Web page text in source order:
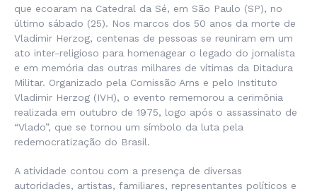
que ecoaram na Catedral da Sé, em São Paulo (SP), no
último sábado (25). Nos marcos dos 50 anos da morte de
Vladimir Herzog, centenas de pessoas se reuniram em um
ato inter-religioso para homenagear o legado do jornalista
e em memória das outras milhares de vítimas da Ditadura
Militar. Organizado pela Comissão Arns e pelo Instituto
Vladimir Herzog (IVH), o evento rememorou a cerimônia
realizada em outubro de 1975, logo após o assassinato de
“Vlado”, que se tornou um símbolo da luta pela
redemocratização do Brasil.
A atividade contou com a presença de diversas
autoridades, artistas, familiares, representantes políticos e